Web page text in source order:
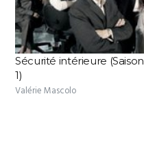
Sécurité intérieure (Saison
1)
Valérie Mascolo